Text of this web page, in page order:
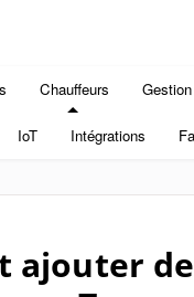
Chauffeurs
IoT Intégrations
ajouter